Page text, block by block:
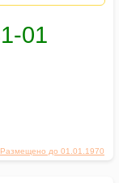
Размещено до 01.01.1970